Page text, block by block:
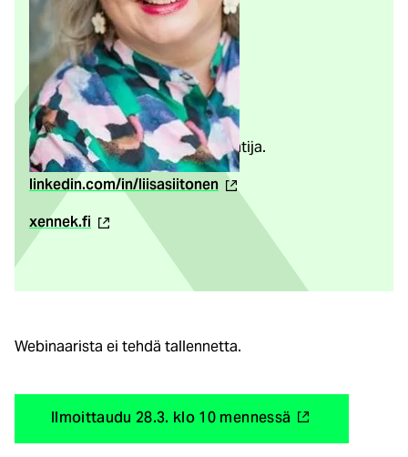
Kouluttaja
Liisa Siitonen / Xennek Oy
Liisa on kokenut kouluttaja ja
markkinointiviestinnän asiantuntija.
linkedin.com/in/liisasiitonen(ulkoinen
linkki)
xennek.fi (ulkoinen
Webinaarista ei tehdä tallennetta.
Ilmoittaudu 28.3. klo 10 mennessä
u